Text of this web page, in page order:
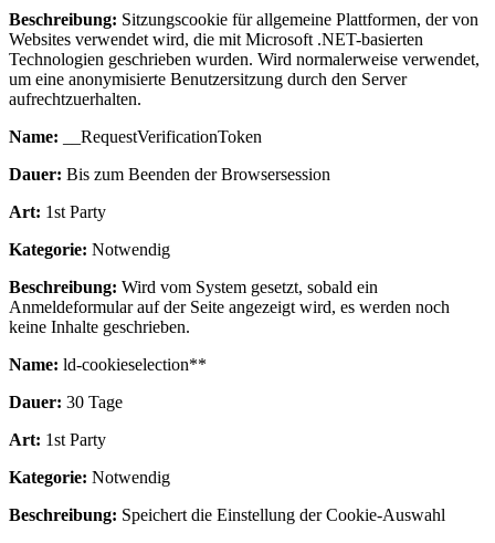
Beschreibung: Sitzungscookie für allgemeine Plattformen, der von
Websites verwendet wird, die mit Microsoft .NET-basierten
Technologien geschrieben wurden. Wird normalerweise verwendet,
um eine anonymisierte Benutzersitzung durch den Server
aufrechtzuerhalten.
Name: __RequestVerificationToken
Dauer: Bis zum Beenden der Browsersession
Art: 1st Party
Kategorie: Notwendig
Beschreibung: Wird vom System gesetzt, sobald ein
Anmeldeformular auf der Seite angezeigt wird, es werden noch
keine Inhalte geschrieben.
Name: ld-cookieselection**
Dauer: 30 Tage
Art: 1st Party
Kategorie: Notwendig
Beschreibung: Speichert die Einstellung der Cookie-Auswahl